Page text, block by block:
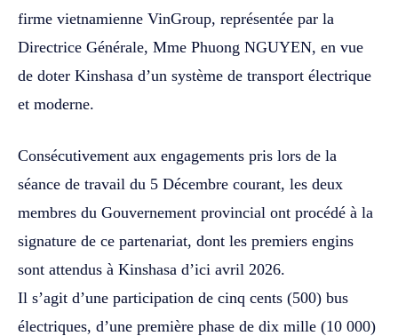
firme vietnamienne VinGroup, représentée par la
Directrice Générale, Mme Phuong NGUYEN, en vue
de doter Kinshasa d’un système de transport électrique
et moderne.
Consécutivement aux engagements pris lors de la
séance de travail du 5 Décembre courant, les deux
membres du Gouvernement provincial ont procédé à la
signature de ce partenariat, dont les premiers engins
sont attendus à Kinshasa d’ici avril 2026.
Il s’agit d’une participation de cinq cents (500) bus
électriques, d’une première phase de dix mille (10 000)